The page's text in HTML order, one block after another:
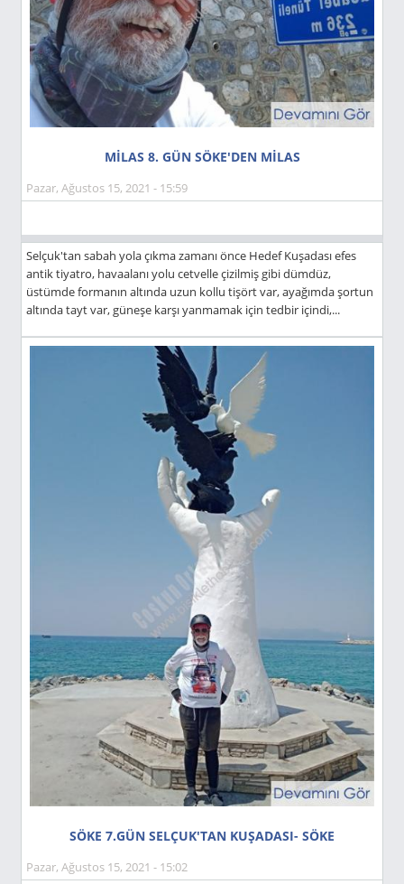
MİLAS 8. GÜN SÖKE'DEN MİLAS
Pazar, Ağustos 15, 2021 - 15:59
Selçuk'tan sabah yola çıkma zamanı önce Hedef Kuşadası efes
antik tiyatro, havaalanı yolu cetvelle çizilmiş gibi dümdüz,
üstümde formanın altında uzun kollu tişört var, ayağımda şortun
altında tayt var, güneşe karşı yanmamak için tedbir içindi,...
SÖKE 7.GÜN SELÇUK'TAN KUŞADASI- SÖKE
Pazar, Ağustos 15, 2021 - 15:02